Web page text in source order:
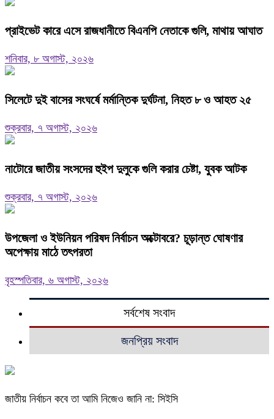
প্রাইভেট কারে এসে রাজধানীতে বিএনপি নেতাকে গুলি, মাথায় আঘাত
শনিবার, ৮ অগাস্ট, ২০২৬
সিলেটে দুই বাসের সংঘর্ষে মর্মান্তিক দুর্ঘটনা, নিহত ৮ ও আহত ২৫
শুক্রবার, ৭ অগাস্ট, ২০২৬
নাটোরে জাতীয় সংসদের হুইপ দুলুকে গুলি করার চেষ্টা, যুবক আটক
শুক্রবার, ৭ অগাস্ট, ২০২৬
উপজেলা ও ইউনিয়ন পরিষদ নির্বাচন অক্টোবরে? চূড়ান্ত ঘোষণার
অপেক্ষায় মাঠে তৎপরতা
বৃহস্পতিবার, ৬ অগাস্ট, ২০২৬
সর্বশেষ সংবাদ
জনপ্রিয় সংবাদ
জাতীয় নির্বাচন কবে তা আমি নিজেও জানি না: সিইসি